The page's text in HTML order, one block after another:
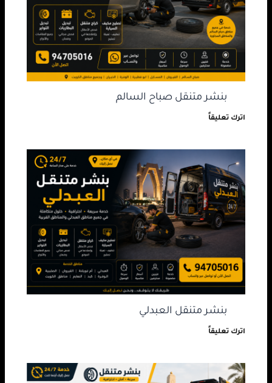
بنشر متنقل صباح السالم
اترك تعليقاً
بنشر متنقل العبدلي
اترك تعليقاً